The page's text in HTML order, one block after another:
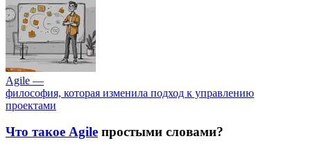
Agile —
философия, которая изменила подход к управлению
проектами
Что такое Agile простыми словами?